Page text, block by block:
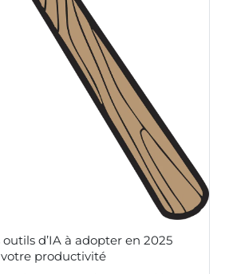
d’IA à adopter en 2025
productivité